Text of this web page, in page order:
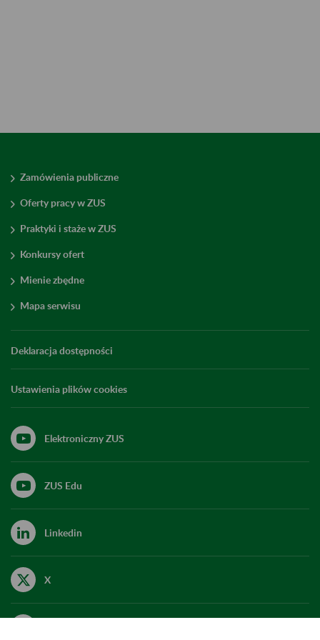
Zamówienia publiczne
Oferty pracy w ZUS
Praktyki i staże w ZUS
Konkursy ofert
Mienie zbędne
Mapa serwisu
Deklaracja dostępności
Ustawienia plików cookies
Elektroniczny ZUS
ZUS Edu
Linkedin
X